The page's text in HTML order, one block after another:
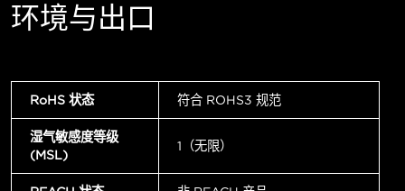
环境与出口
RoHS 状态 符合 ROHS3 规范
湿气敏感度等级
(MSL)
1（无限）